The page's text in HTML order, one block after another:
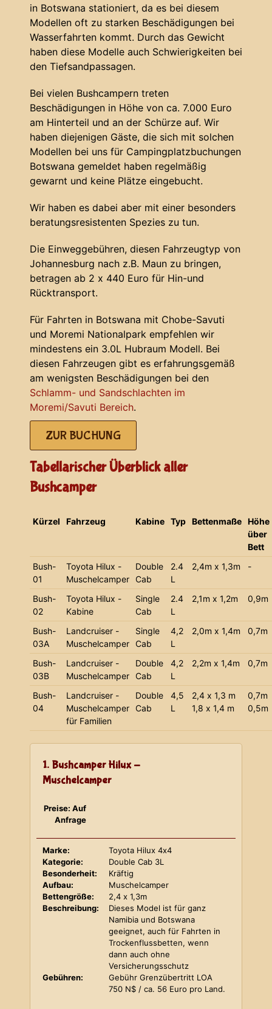
in Botswana stationiert, da es bei diesem
Modellen oft zu starken Beschädigungen bei
Wasserfahrten kommt. Durch das Gewicht
haben diese Modelle auch Schwierigkeiten bei
den Tiefsandpassagen.
Bei vielen Bushcampern treten
Beschädigungen in Höhe von ca. 7.000 Euro
am Hinterteil und an der Schürze auf. Wir
haben diejenigen Gäste, die sich mit solchen
Modellen bei uns für Campingplatzbuchungen
Botswana gemeldet haben regelmäßig
gewarnt und keine Plätze eingebucht.
Wir haben es dabei aber mit einer besonders
beratungsresistenten Spezies zu tun.
Die Einweggebühren, diesen Fahrzeugtyp von
Johannesburg nach z.B. Maun zu bringen,
betragen ab 2 x 440 Euro für Hin-und
Rücktransport.
Für Fahrten in Botswana mit Chobe-Savuti
und Moremi Nationalpark empfehlen wir
mindestens ein 3.0L Hubraum Modell. Bei
diesen Fahrzeugen gibt es erfahrungsgemäß
am wenigsten Beschädigungen bei den
Schlamm- und Sandschlachten im
Moremi/Savuti Bereich.
ZUR BUCHUNG
Tabellarischer Überblick aller
Bushcamper
Kürzel Fahrzeug Kabine Typ Bettenmaße Höhe
über
Bett
Bush-
01
Toyota Hilux -
Muschelcamper
Double
Cab
2.4
L
2,4m x 1,3m -
Bush-
02
Toyota Hilux -
Kabine
Single
Cab
2.4
L
2,1m x 1,2m 0,9m
Bush-
03A
Landcruiser -
Muschelcamper
Single
Cab
4,2
L
2,0m x 1,4m 0,7m
Bush-
03B
Landcruiser -
Muschelcamper
Double
Cab
4,2
L
2,2m x 1,4m 0,7m
Bush-
04
Landcruiser -
Muschelcamper
für Familien
Double
Cab
4,5
L
2,4 x 1,3 m
1,8 x 1,4 m
0,7m
0,5m
1. Bushcamper Hilux -
Muschelcamper
Preise: Auf
Anfrage
Marke:
Toyota Hilux 4x4
Kategorie:
Double Cab 3L
Besonderheit:
Kräftig
Aufbau:
Muschelcamper
Bettengröße:
2,4 x 1,3m
Beschreibung:
Dieses Model ist für ganz
Namibia und Botswana
geeignet, auch für Fahrten in
Trockenflussbetten, wenn
dann auch ohne
Versicherungsschutz
Gebühren:
Gebühr Grenzübertritt LOA
750 N$ / ca. 56 Euro pro Land.